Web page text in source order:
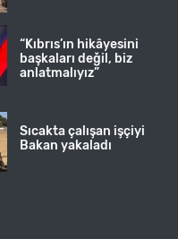
“Kıbrıs’ın hikâyesini
başkaları değil, biz
anlatmalıyız”
Sıcakta çalışan işçiyi
Bakan yakaladı